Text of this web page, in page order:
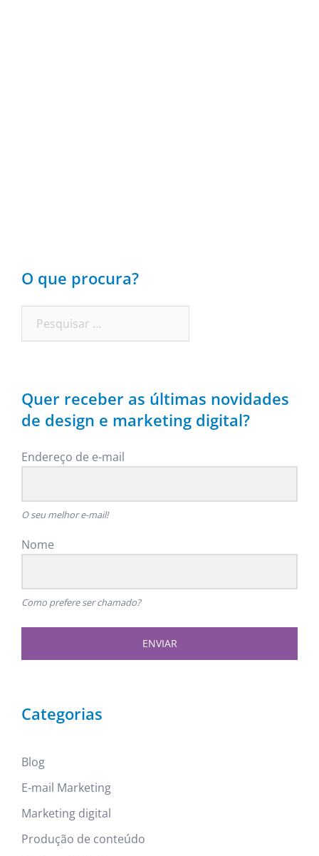
O que procura?
por:
Quer receber as últimas novidades
de design e marketing digital?
Endereço de e-mail
O seu melhor e-mail!
Nome
Como prefere ser chamado?
ENVIAR
Categorias
Blog
E-mail Marketing
Marketing digital
Produção de conteúdo